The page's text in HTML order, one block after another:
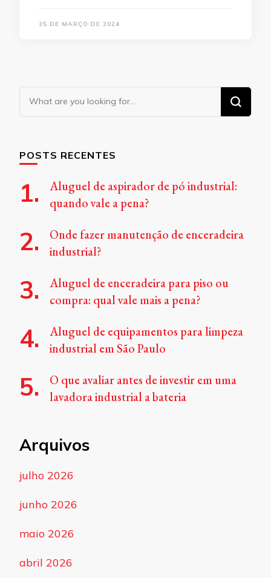
25 DE MARÇO DE 2024
Looking
for
POSTS RECENTES
Aluguel de aspirador de pó industrial:
quando vale a pena?
Onde fazer manutenção de enceradeira
industrial?
Aluguel de enceradeira para piso ou
compra: qual vale mais a pena?
Aluguel de equipamentos para limpeza
industrial em São Paulo
O que avaliar antes de investir em uma
lavadora industrial a bateria
Arquivos
julho 2026
junho 2026
maio 2026
abril 2026